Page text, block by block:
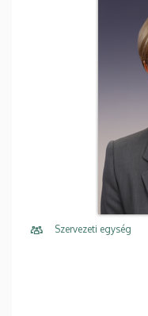
Szervezeti egység